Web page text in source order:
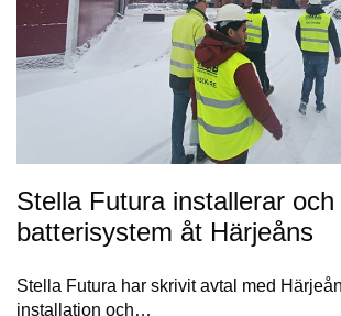
Stella Futura installerar
batterisystem åt Härjeåns
Stella Futura har skrivit avtal med
installation och…